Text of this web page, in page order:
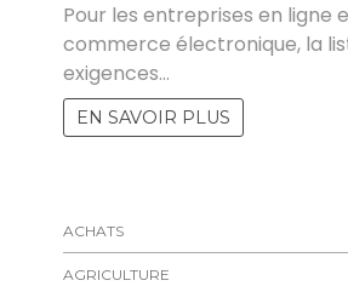
Pour les entreprises en ligne
commerce électronique, la
exigences…
EN SAVOIR PLUS
ACHATS
AGRICULTURE